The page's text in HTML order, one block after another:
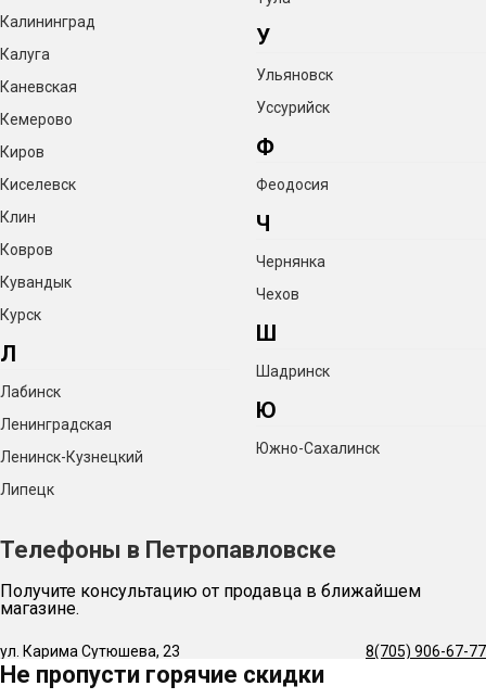
Калининград
Калуга
Каневская
Кемерово
Киров
Киселевск
Клин
Ковров
Кувандык
Курск
Л
Лабинск
Ленинградская
Ленинск-Кузнецкий
Липецк
У
Ульяновск
Уссурийск
Ф
Феодосия
Ч
Чернянка
Чехов
Ш
Шадринск
Ю
Южно-Сахалинск
Телефоны в Петропавловске
Получите консультацию от продавца в ближайшем
магазине.
ул. Карима Сутюшева, 23 8(705) 906-67-77
Не пропусти горячие скидки